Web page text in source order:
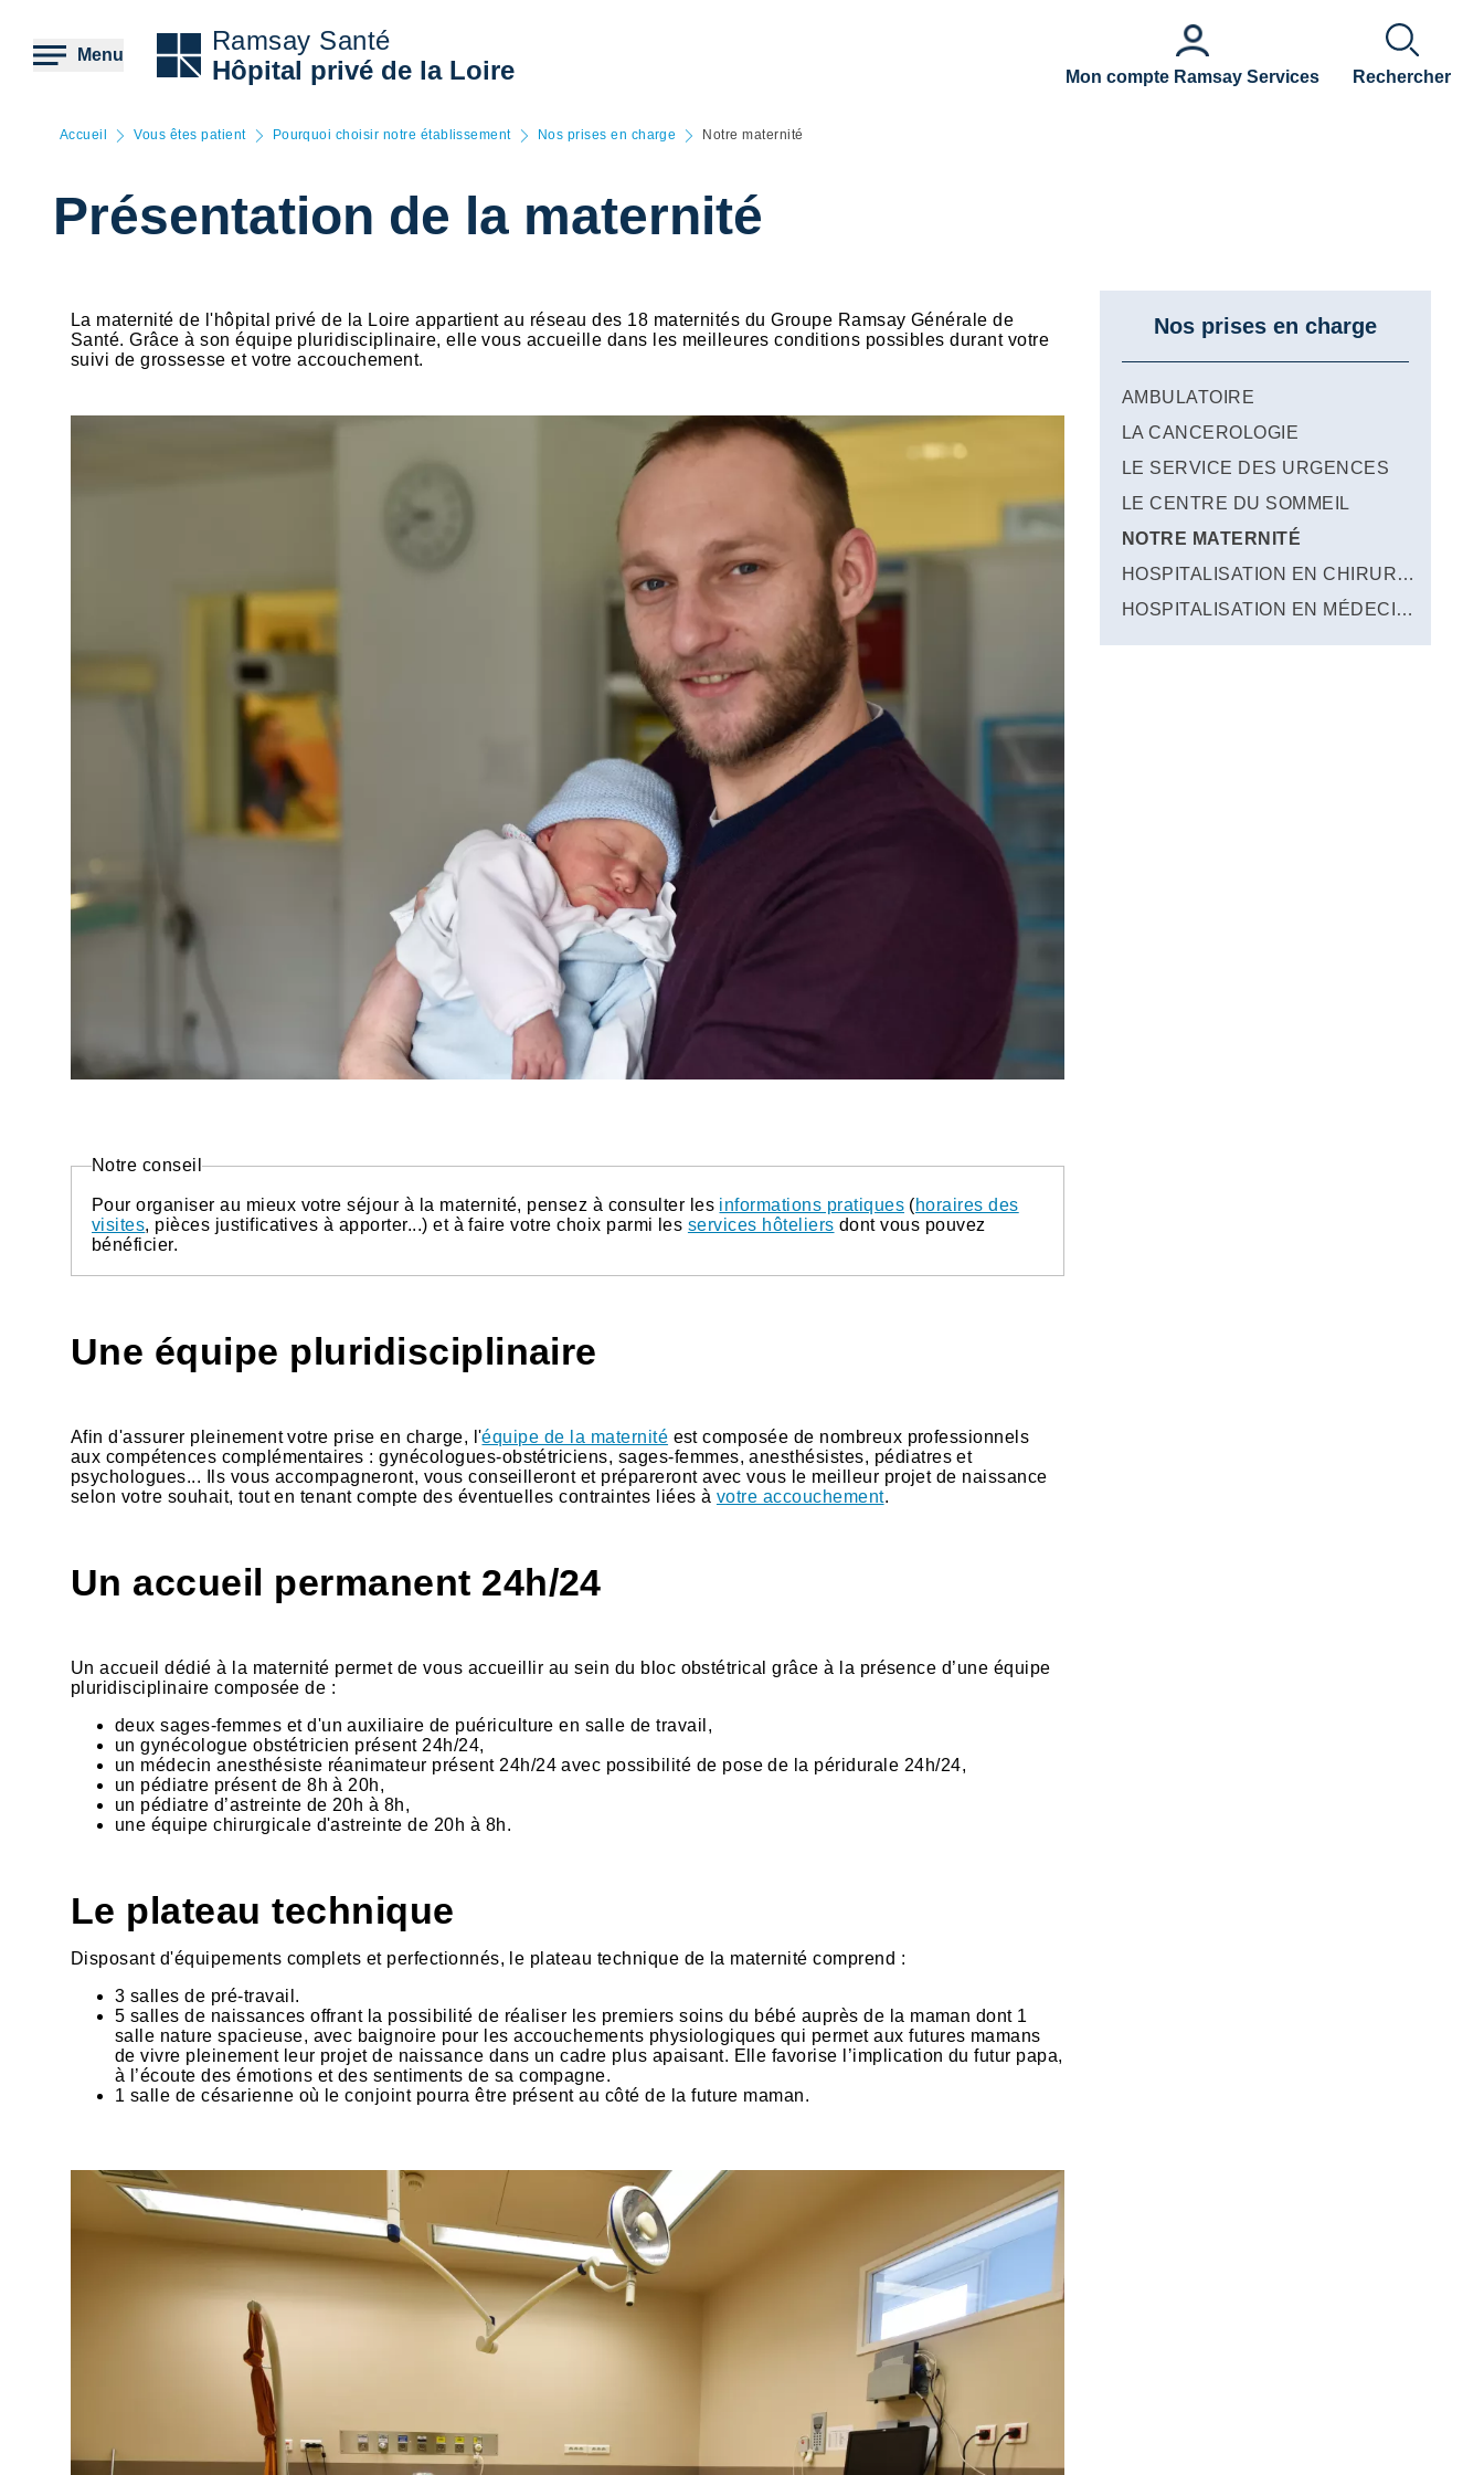
contenu
principal
Menu
Ramsay Santé
Hôpital privé de la Loire
Mon compte Ramsay Services Rechercher
Accueil Vous êtes patient Pourquoi choisir notre établissement Nos prises en charge Notre maternité
Présentation de la maternité
La maternité de l'hôpital privé de la Loire appartient au réseau des 18 maternités du Groupe Ramsay Générale de
Santé. Grâce à son équipe pluridisciplinaire, elle vous accueille dans les meilleures conditions possibles durant votre
suivi de grossesse et votre accouchement.
Notre conseil
Pour organiser au mieux votre séjour à la maternité, pensez à consulter les informations pratiques (horaires des
visites, pièces justificatives à apporter...) et à faire votre choix parmi les services hôteliers dont vous pouvez
bénéficier.
Une équipe pluridisciplinaire
Afin d'assurer pleinement votre prise en charge, l'équipe de la maternité est composée de nombreux professionnels
aux compétences complémentaires : gynécologues-obstétriciens, sages-femmes, anesthésistes, pédiatres et
psychologues... Ils vous accompagneront, vous conseilleront et prépareront avec vous le meilleur projet de naissance
selon votre souhait, tout en tenant compte des éventuelles contraintes liées à votre accouchement.
Un accueil permanent 24h/24
Un accueil dédié à la maternité permet de vous accueillir au sein du bloc obstétrical grâce à la présence d’une équipe
pluridisciplinaire composée de :
deux sages-femmes et d'un auxiliaire de puériculture en salle de travail,
un gynécologue obstétricien présent 24h/24,
un médecin anesthésiste réanimateur présent 24h/24 avec possibilité de pose de la péridurale 24h/24,
un pédiatre présent de 8h à 20h,
un pédiatre d’astreinte de 20h à 8h,
une équipe chirurgicale d'astreinte de 20h à 8h.
Le plateau technique
Disposant d'équipements complets et perfectionnés, le plateau technique de la maternité comprend :
3 salles de pré-travail.
5 salles de naissances offrant la possibilité de réaliser les premiers soins du bébé auprès de la maman dont 1
salle nature spacieuse, avec baignoire pour les accouchements physiologiques qui permet aux futures mamans
de vivre pleinement leur projet de naissance dans un cadre plus apaisant. Elle favorise l’implication du futur papa,
à l’écoute des émotions et des sentiments de sa compagne.
1 salle de césarienne où le conjoint pourra être présent au côté de la future maman.
Nos prises en charge
AMBULATOIRE
LA CANCEROLOGIE
LE SERVICE DES URGENCES
LE CENTRE DU SOMMEIL
NOTRE MATERNITÉ
HOSPITALISATION EN CHIRURGIE
HOSPITALISATION EN MÉDECINE